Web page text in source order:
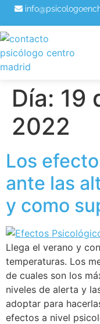
Día: 19
2022
Los
ante las
y como
Llega el verano y
temperaturas. Los
de cuales son los
niveles de alerta y
adoptar para
efectos a nivel